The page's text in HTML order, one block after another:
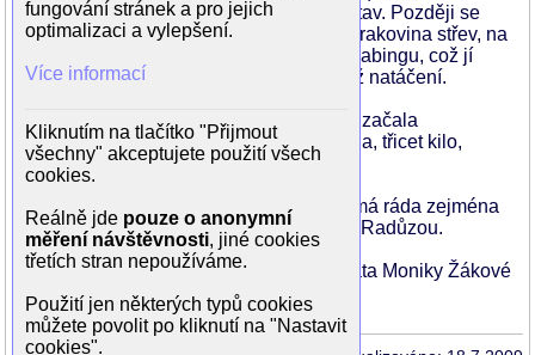
přestala hrát a odešla za mužem do Svitav. Později se
vrátili do Prahy. Rodinné štěstí přervala rakovina střev, na
kterou manžel Jiří zemřel. Pracovala v dabingu, což jí
jako samotné matce vyhovovalo víc, než natáčení.
Začala trpět depresemi, v prosinci 2003 začala
navštěvovat psychiatra. Od mládí přibrala, třicet kilo,
nechce se s tím ale smířit.
Kromě herectví ráda zpívá, koncertuje, má ráda zejména
folklórní písně. Kamarádí se zpěvačkou Radůzou.
Podle pořaduČeské televize
13. komnata Moniky Žákové
(2009). (-k-)
fungování stránek a pro jejich
optimalizaci a vylepšení.
Více informací
Kliknutím na tlačítko "Přijmout
všechny" akceptujete použití všech
cookies.
Reálně jde pouze o anonymní
měření návštěvnosti, jiné cookies
třetích stran nepoužíváme.
Použití jen některých typů cookies
můžete povolit po kliknutí na "Nastavit
cookies".